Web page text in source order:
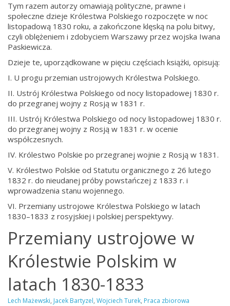
Tym razem autorzy omawiają polityczne, prawne i
społeczne dzieje Królestwa Polskiego rozpoczęte w noc
listopadową 1830 roku, a zakończone klęską na polu bitwy,
czyli oblężeniem i zdobyciem Warszawy przez wojska Iwana
Paskiewicza.
Dzieje te, uporządkowane w pięciu częściach książki, opisują:
I. U progu przemian ustrojowych Królestwa Polskiego.
II. Ustrój Królestwa Polskiego od nocy listopadowej 1830 r.
do przegranej wojny z Rosją w 1831 r.
III. Ustrój Królestwa Polskiego od nocy listopadowej 1830 r.
do przegranej wojny z Rosją w 1831 r. w ocenie
współczesnych.
IV. Królestwo Polskie po przegranej wojnie z Rosją w 1831.
V. Królestwo Polskie od Statutu organicznego z 26 lutego
1832 r. do nieudanej próby powstańczej z 1833 r. i
wprowadzenia stanu wojennego.
VI. Przemiany ustrojowe Królestwa Polskiego w latach
1830–1833 z rosyjskiej i polskiej perspektywy.
Przemiany ustrojowe w
Królestwie Polskim w
latach 1830-1833
Lech Mażewski, Jacek Bartyzel, Wojciech Turek, Praca zbiorowa